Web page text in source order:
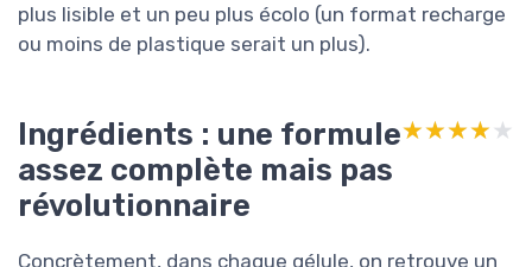
plus lisible et un peu plus écolo (un format recharge
ou moins de plastique serait un plus).
Ingrédients : une formule
assez complète mais pas
révolutionnaire
★★★★★
★★★★★
Concrètement, dans chaque gélule, on retrouve un